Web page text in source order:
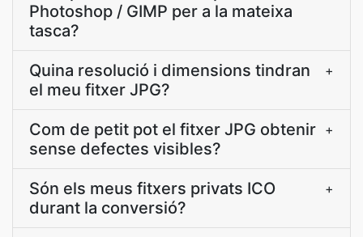
Photoshop / GIMP per a la mateixa
tasca?
Quina resolució i dimensions tindran
el meu fitxer JPG?
+
Com de petit pot el fitxer JPG obtenir
sense defectes visibles?
+
Són els meus fitxers privats ICO
durant la conversió?
+